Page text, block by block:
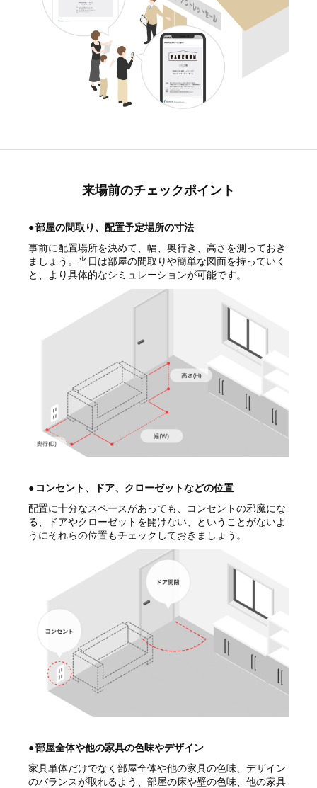
来場前のチェックポイント
●部屋の間取り、配置予定場所の寸法
事前に配置場所を決めて、幅、奥行き、高さを測っておき
ましょう。当日は部屋の間取りや簡単な図面を持っていく
と、より具体的なシミュレーションが可能です。
● コンセント、ドア、クローゼットなどの位置
配置に十分なスペースがあっても、コンセントの邪魔にな
る、ドアやクローゼットを開けない、ということがないよ
うにそれらの位置もチェックしておきましょう。
●部屋全体や他の家具の色味やデザイン
家具単体だけでなく部屋全体や他の家具の色味、デザイン
のバランスが取れるよう、部屋の床や壁の色味、他の家具